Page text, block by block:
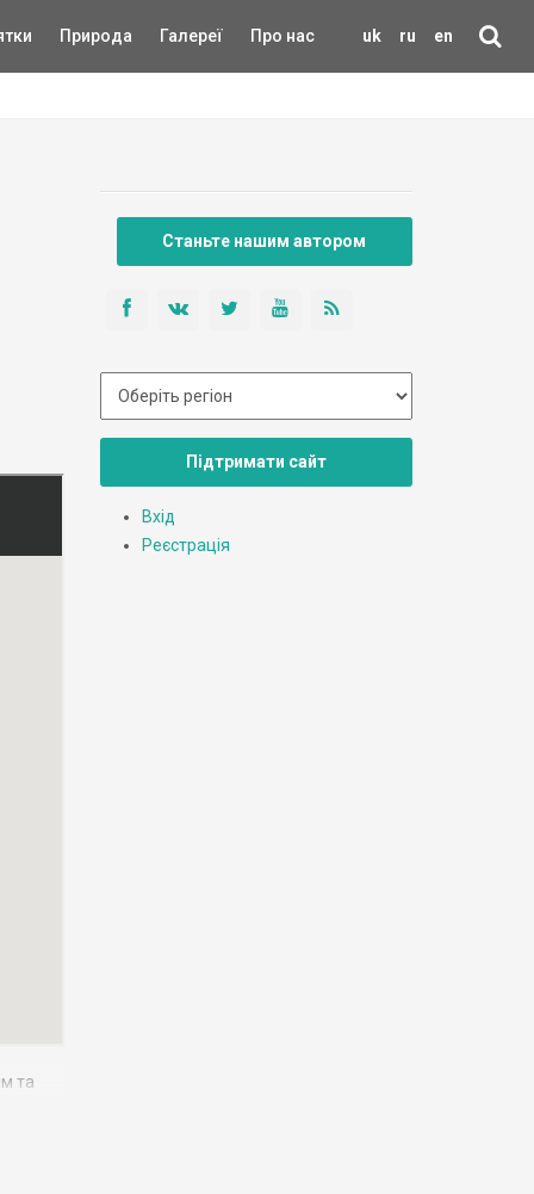
uk ru en
Природа Галереї Про нас
та
Станьте нашим автором
Підтримати сайт
Вхід
Реєстрація